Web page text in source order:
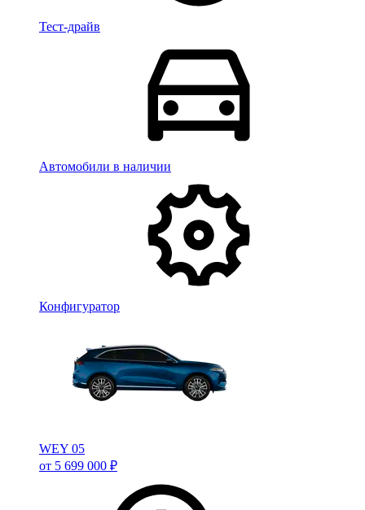
Тест-драйв
Автомобили в наличии
Конфигуратор
WEY 05
от 5 699 000 ₽